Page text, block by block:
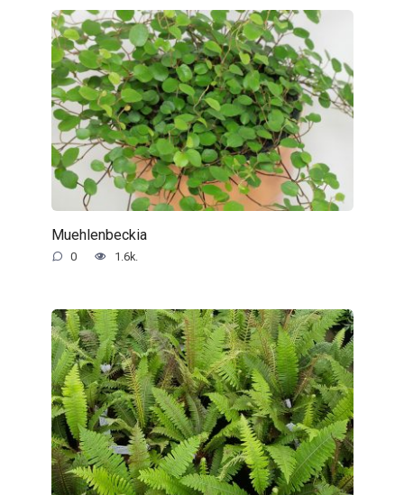
Muehlenbeckia
0 1.6k.